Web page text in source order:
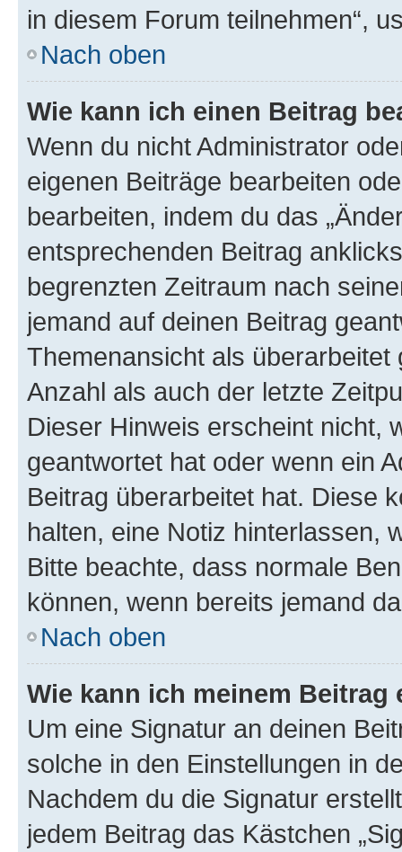
in diesem Forum teilnehmen“,
Nach oben
Wie kann ich einen Beitrag
Wenn du nicht Administrator
eigenen Beiträge bearbeiten
bearbeiten, indem du das
entsprechenden Beitrag
begrenzten Zeitraum nach
jemand auf deinen Beitrag
Themenansicht als
Anzahl als auch der letzte
Dieser Hinweis erscheint nicht,
geantwortet hat oder wenn ein
Beitrag überarbeitet hat. Diese
halten, eine Notiz hinterlassen,
Bitte beachte, dass normale
können, wenn bereits jemand
Nach oben
Wie kann ich meinem
Um eine Signatur an deinen
solche in den Einstellungen in
Nachdem du die Signatur
jedem Beitrag das Kästchen